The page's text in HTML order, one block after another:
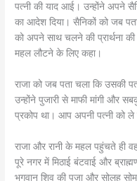
पत्नी की याद आई। उन्होंने अपने
का आदेश दिया। सैनिकों को जब पता
को अपने साथ चलने की प्रार्थना
महल लौटने के लिए कहा।
राजा को जब पता चला कि उसकी
उन्होंने पुजारी से माफी मांगी और
प्रकोप था। आप अपनी पत्नी को ले
राजा और रानी के महल पहुंचते ही
पूरे नगर में मिठाई बंटवाई और
भगवान शिव की पूजा और सोलह